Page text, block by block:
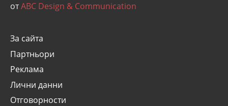
отABC Design & Communication
За сайта
Партньори
Реклама
Лични данни
Отговорности